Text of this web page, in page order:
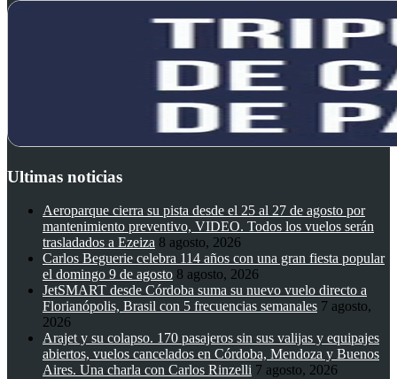
Ultimas noticias
Aeroparque cierra su pista desde el 25 al 27 de agosto por
mantenimiento preventivo, VIDEO. Todos los vuelos serán
trasladados a Ezeiza 8 agosto, 2026
Carlos Beguerie celebra 114 años con una gran fiesta popular
el domingo 9 de agosto 8 agosto, 2026
JetSMART desde Córdoba suma su nuevo vuelo directo a
Florianópolis, Brasil con 5 frecuencias semanales 7 agosto,
2026
Arajet y su colapso. 170 pasajeros sin sus valijas y equipajes
abiertos, vuelos cancelados en Córdoba, Mendoza y Buenos
Aires. Una charla con Carlos Rinzelli 7 agosto, 2026